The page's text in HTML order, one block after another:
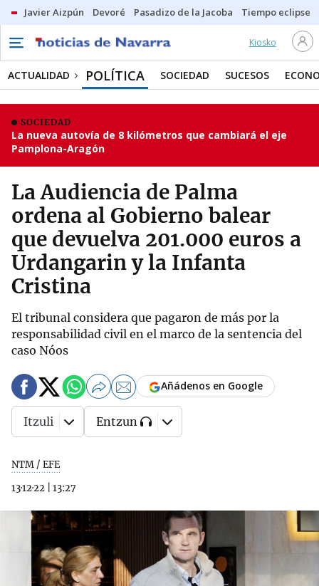
Javier Aizpún Devoré Pasadizo de la Jacoba Tiempo eclipse
Kiosko
ACTUALIDAD POLÍTICA SOCIEDAD SUCESOS
SOCIEDAD
La nueva autovía de 8 kilómetros que cambiará el eje
Pamplona-Aragón
La Audiencia de Palma
ordena al Gobierno balear
que devuelva 201.000 euros a
Urdangarin y la Infanta
Cristina
El tribunal considera que pagaron de más por la
responsabilidad civil en el marco de la sentencia del
caso Nóos
NTM / EFE
13·12·22
13:27
Añádenos en Google
Itzuli Entzun